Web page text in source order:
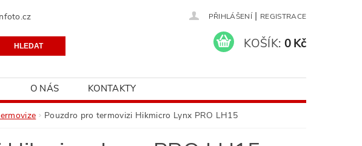
PŘIHLÁŠENÍ | REGISTRACE
KOŠÍK: 0 Kč
O NÁS
KONTAKTY
Pouzdro pro termovizi Hikmicro Lynx PRO LH15